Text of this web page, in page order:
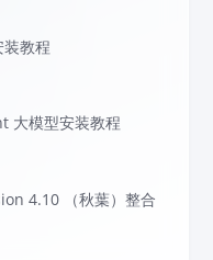
教程
大模型安装教程
4.10 （秋葉）整合